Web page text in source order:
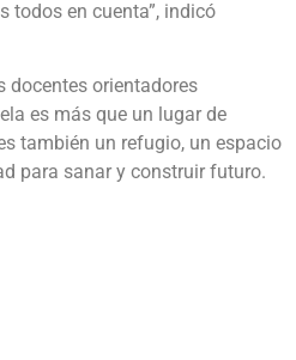
todos en cuenta”, indicó
docentes orientadores
es más que un lugar de
también un refugio, un espacio
para sanar y construir futuro.